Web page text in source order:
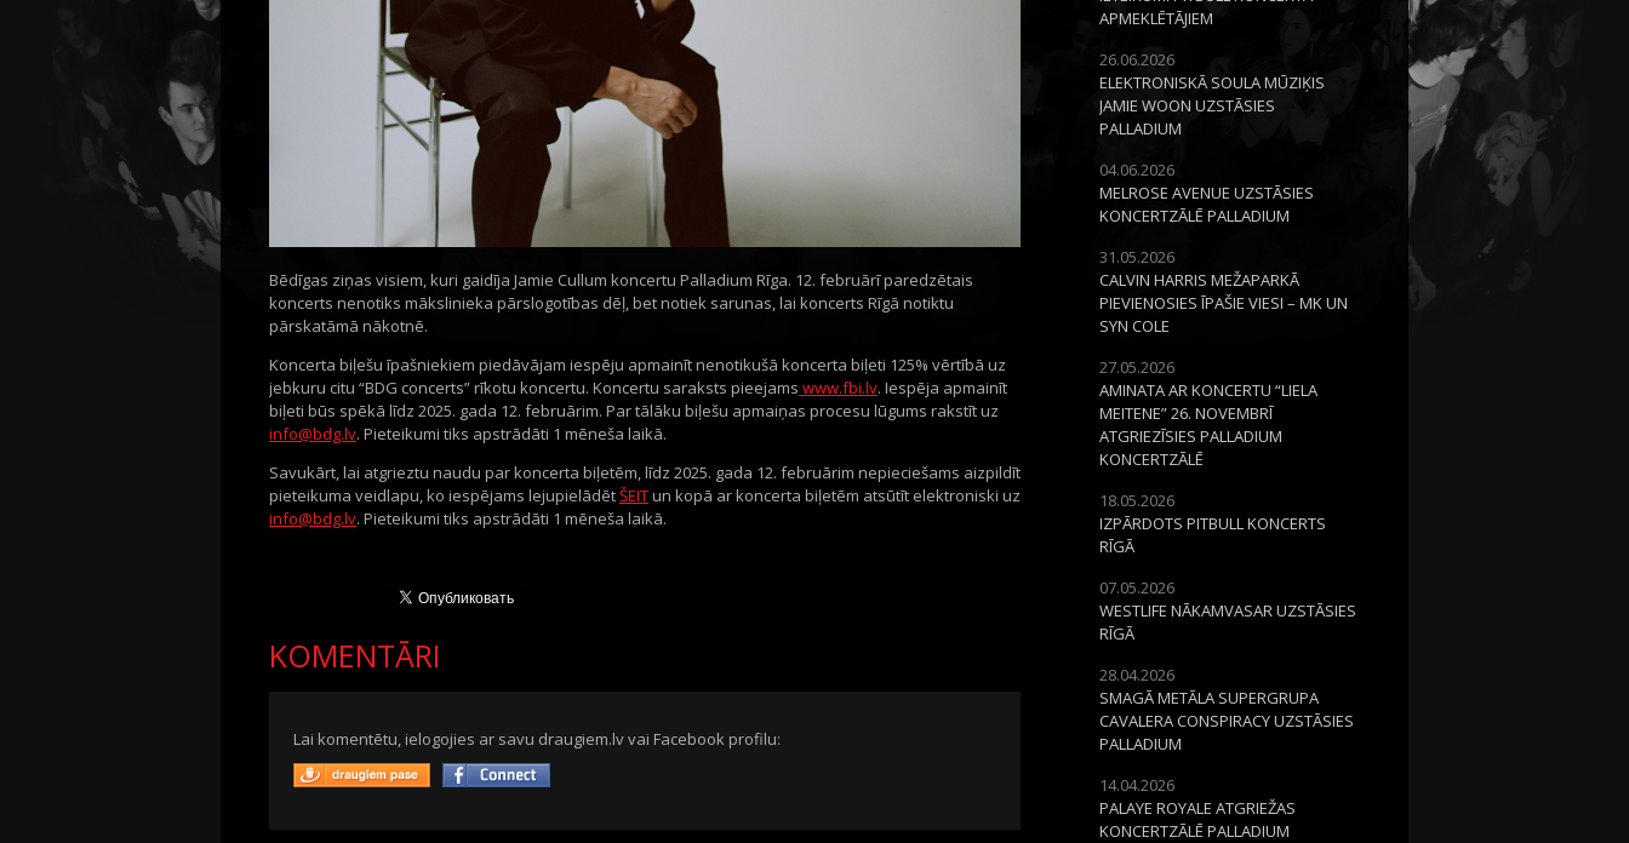
Bēdīgas ziņas visiem, kuri gaidīja Jamie Cullum koncertu Palladium Rīga. 12. februārī paredzētais
koncerts nenotiks mākslinieka pārslogotības dēļ, bet notiek sarunas, lai koncerts Rīgā notiktu
pārskatāmā nākotnē.
Koncerta biļešu īpašniekiem piedāvājam iespēju apmainīt nenotikušā koncerta biļeti 125% vērtībā uz
jebkuru citu “BDG concerts” rīkotu koncertu. Koncertu saraksts pieejams www.fbi.lv. Iespēja apmainīt
biļeti būs spēkā līdz 2025. gada 12. februārim. Par tālāku biļešu apmaiņas procesu lūgums rakstīt uz
info@bdg.lv. Pieteikumi tiks apstrādāti 1 mēneša laikā.
Savukārt, lai atgrieztu naudu par koncerta biļetēm, līdz 2025. gada 12. februārim nepieciešams aizpildīt
pieteikuma veidlapu, ko iespējams lejupielādētŠEITun kopā ar koncerta biļetēm atsūtīt elektroniski uz
info@bdg.lv. Pieteikumi tiks apstrādāti 1 mēneša laikā.
KOMENTĀRI
Lai komentētu, ielogojies ar savu draugiem.lv vai Facebook profilu:
APMEKLĒTĀJIEM
26.06.2026
ELEKTRONISKĀ SOULA MŪZIĶIS
JAMIE WOON UZSTĀSIES
PALLADIUM
04.06.2026
MELROSE AVENUE UZSTĀSIES
KONCERTZĀLĒ PALLADIUM
31.05.2026
CALVIN HARRIS MEŽAPARKĀ
PIEVIENOSIES ĪPAŠIE VIESI – MK UN
SYN COLE
27.05.2026
AMINATA AR KONCERTU “LIELA
MEITENE” 26. NOVEMBRĪ
ATGRIEZĪSIES PALLADIUM
KONCERTZĀLĒ
18.05.2026
IZPĀRDOTS PITBULL KONCERTS
RĪGĀ
07.05.2026
WESTLIFE NĀKAMVASAR UZSTĀSIES
RĪGĀ
28.04.2026
SMAGĀ METĀLA SUPERGRUPA
CAVALERA CONSPIRACY UZSTĀSIES
PALLADIUM
14.04.2026
PALAYE ROYALE ATGRIEŽAS
KONCERTZĀLĒ PALLADIUM